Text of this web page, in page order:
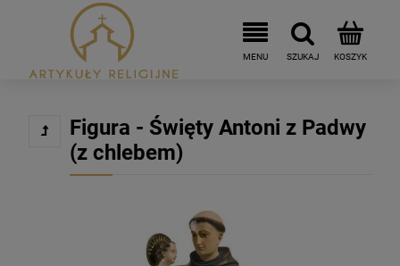
Figura - Święty Antoni z Padwy
(z chlebem)